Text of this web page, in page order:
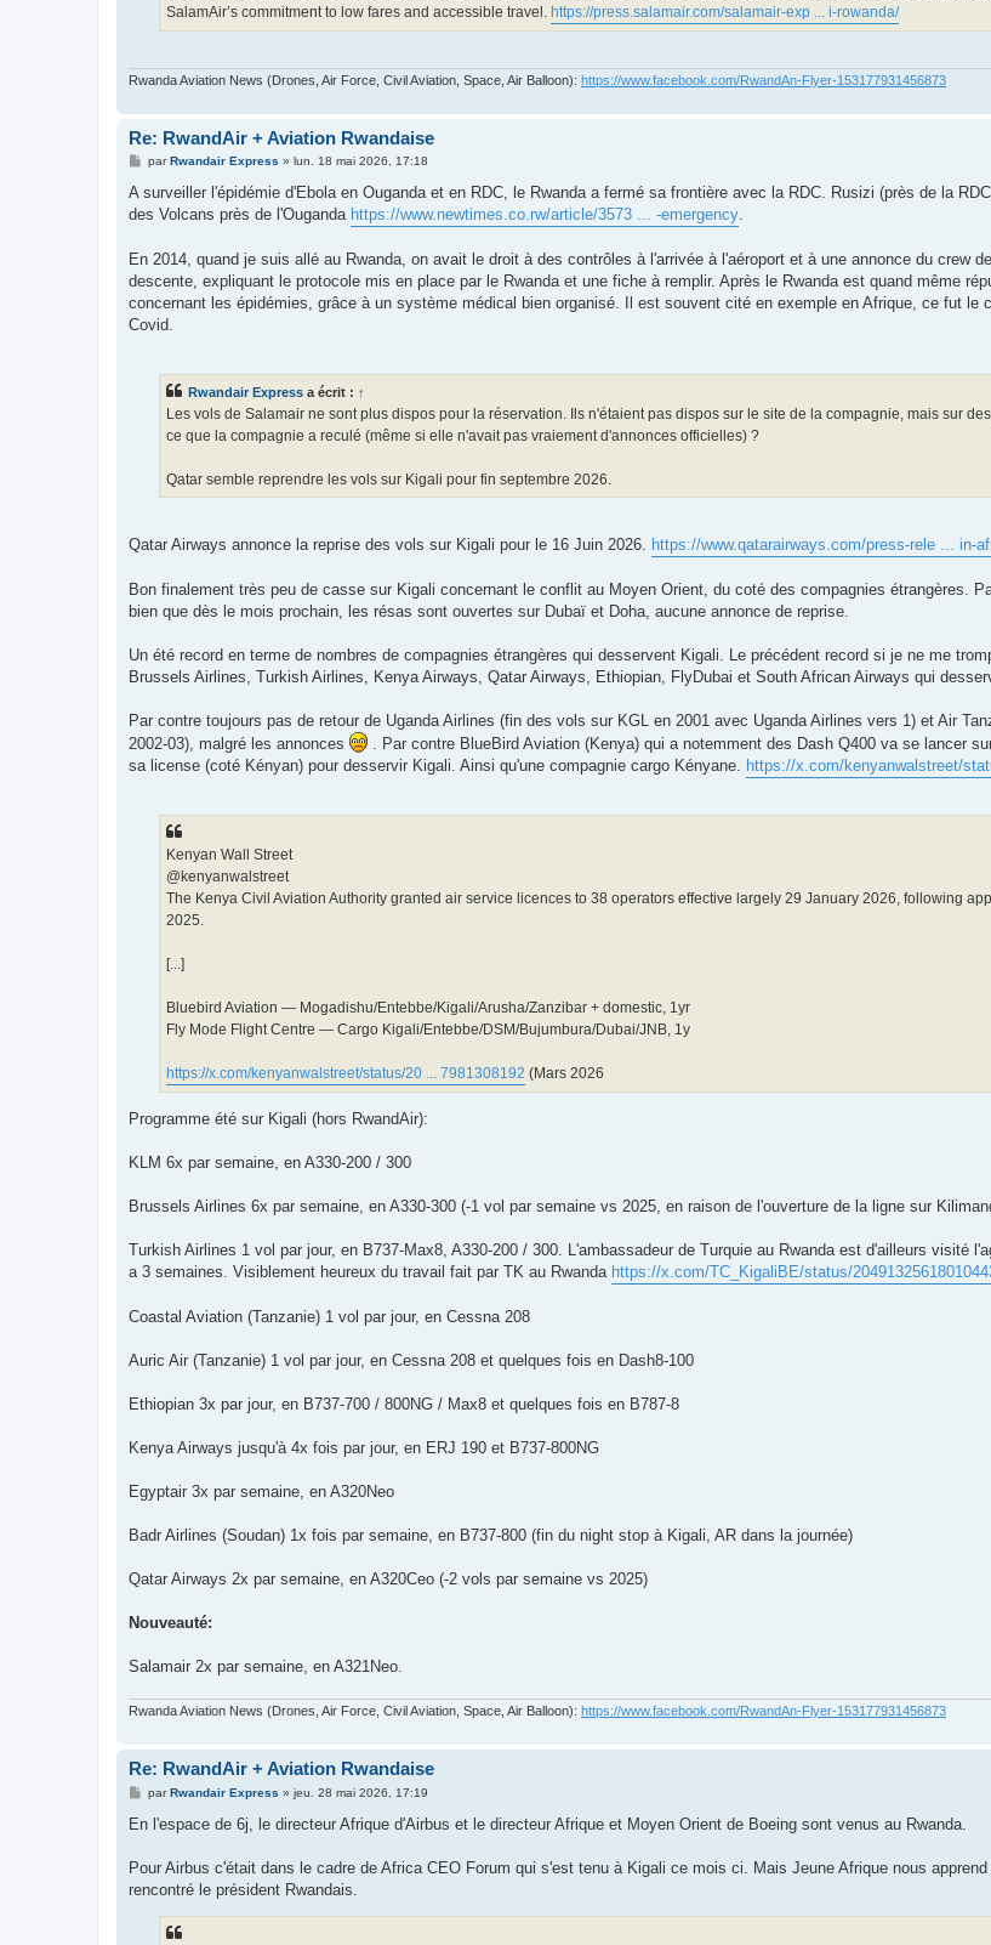
SalamAir’s commitment to low fares and accessible travel. https://press.salamair.com/salamair-exp ... i-rowanda/
Rwanda Aviation News (Drones, Air Force, Civil Aviation, Space, Air Balloon): https://www.facebook.com/RwandAn-Flyer-153177931456873
Re: RwandAir + Aviation Rwandaise
M
s
a
parRwandair Express » lun. 18 mai 2026, 17:18
A surveiller l'épidémie d'Ebola en Ouganda et en RDC, le Rwanda a fermé sa frontière avec la RDC. Rusizi (près de la
des Volcans près de l'Ouganda https://www.newtimes.co.rw/article/3573 ... -emergency.
En 2014, quand je suis allé au Rwanda, on avait le droit à des contrôles à l'arrivée à l'aéroport et à une annonce du crew
descente, expliquant le protocole mis en place par le Rwanda et une fiche à remplir. Après le Rwanda est quand même
concernant les épidémies, grâce à un système médical bien organisé. Il est souvent cité en exemple en Afrique, ce fut le
Covid.
Rwandair Express a écrit : ↑
Les vols de Salamair ne sont plus dispos pour la réservation. Ils n'étaient pas dispos sur le site de la compagnie, mais sur
ce que la compagnie a reculé (même si elle n'avait pas vraiement d'annonces officielles) ?
Qatar semble reprendre les vols sur Kigali pour fin septembre 2026.
Qatar Airways annonce la reprise des vols sur Kigali pour le 16 Juin 2026. https://www.qatarairways.com/press-rele ... in-
Bon finalement très peu de casse sur Kigali concernant le conflit au Moyen Orient, du coté des compagnies étrangères.
bien que dès le mois prochain, les résas sont ouvertes sur Dubaï et Doha, aucune annonce de reprise.
Un été record en terme de nombres de compagnies étrangères qui desservent Kigali. Le précédent record si je ne me
Brussels Airlines, Turkish Airlines, Kenya Airways, Qatar Airways, Ethiopian, FlyDubai et South African Airways qui
Par contre toujours pas de retour de Uganda Airlines (fin des vols sur KGL en 2001 avec Uganda Airlines vers 1) et Air
2002-03), malgré les annonces
. Par contre BlueBird Aviation (Kenya) qui a notemment des Dash Q400 va se lancer
sa license (coté Kényan) pour desservir Kigali. Ainsi qu'une compagnie cargo Kényane.
https://x.com/kenyanwalstreet/
Kenyan Wall Street
@kenyanwalstreet
The Kenya Civil Aviation Authority granted air service licences to 38 operators effective largely 29 January 2026, following
2025.
[...]
Bluebird Aviation — Mogadishu/Entebbe/Kigali/Arusha/Zanzibar + domestic, 1yr
Fly Mode Flight Centre — Cargo Kigali/Entebbe/DSM/Bujumbura/Dubai/JNB, 1y
https://x.com/kenyanwalstreet/status/20 ... 7981308192 (Mars 2026
Programme été sur Kigali (hors RwandAir):
KLM 6x par semaine, en A330-200 / 300
Brussels Airlines 6x par semaine, en A330-300 (-1 vol par semaine vs 2025, en raison de l'ouverture de la ligne sur
Turkish Airlines 1 vol par jour, en B737-Max8, A330-200 / 300. L'ambassadeur de Turquie au Rwanda est d'ailleurs visité
a 3 semaines. Visiblement heureux du travail fait par TK au Rwanda https://x.com/TC_KigaliBE/status/
Coastal Aviation (Tanzanie) 1 vol par jour, en Cessna 208
Auric Air (Tanzanie) 1 vol par jour, en Cessna 208 et quelques fois en Dash8-100
Ethiopian 3x par jour, en B737-700 / 800NG / Max8 et quelques fois en B787-8
Kenya Airways jusqu'à 4x fois par jour, en ERJ 190 et B737-800NG
Egyptair 3x par semaine, en A320Neo
Badr Airlines (Soudan) 1x fois par semaine, en B737-800 (fin du night stop à Kigali, AR dans la journée)
Qatar Airways 2x par semaine, en A320Ceo (-2 vols par semaine vs 2025)
Nouveauté:
Salamair 2x par semaine, en A321Neo.
Rwanda Aviation News (Drones, Air Force, Civil Aviation, Space, Air Balloon): https://www.facebook.com/RwandAn-Flyer-153177931456873
Re: RwandAir + Aviation Rwandaise
M
s
g
parRwandair Express » jeu. 28 mai 2026, 17:19
En l'espace de 6j, le directeur Afrique d'Airbus et le directeur Afrique et Moyen Orient de Boeing sont venus au Rwanda.
Pour Airbus c'était dans le cadre de Africa CEO Forum qui s'est tenu à Kigali ce mois ci. Mais Jeune Afrique nous
rencontré le président Rwandais.